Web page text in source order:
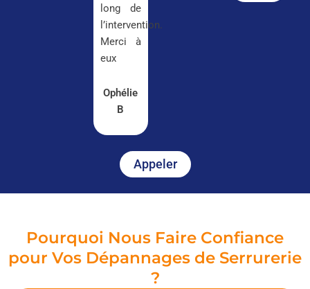
long de
l’intervention.
Merci à
eux
Ophélie
B
Appeler
Pourquoi Nous Faire Confiance
pour Vos Dépannages de Serrurerie
?